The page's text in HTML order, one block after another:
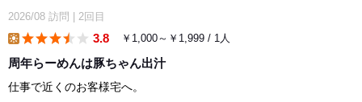
2026/08 訪問 2回目
3.8 ￥1,000～￥1,999 / 1人
周年らーめんは豚ちゃん出汁
仕事で近くのお客様宅へ。